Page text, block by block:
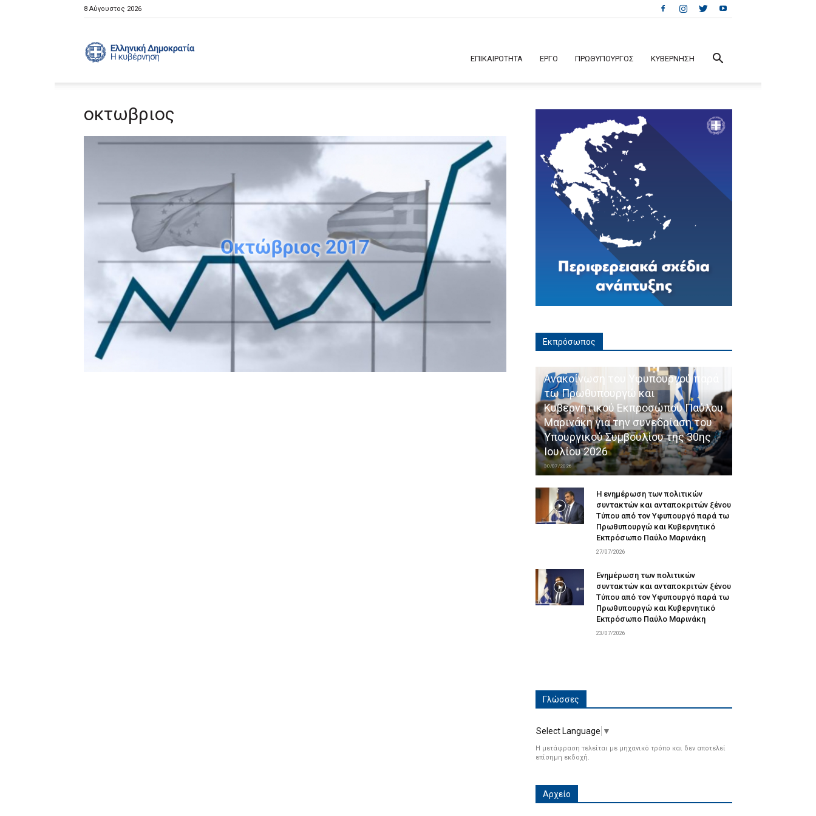
8 Αύγουστος 2026
ΕΠΙΚΑΙΡΟΤΗΤΑ ΕΡΓΟ ΠΡΩΘΥΠΟΥΡΓΟΣ ΚΥΒΕΡΝΗΣΗ
οκτωβριος
Εκπρόσωπος
Ανακοίνωση του Υφυπουργού παρά
τω Πρωθυπουργώ και
Κυβερνητικού Εκπροσώπου Παύλου
Μαρινάκη για την συνεδρίαση του
Υπουργικού Συμβουλίου της 30ης
Ιουλίου 2026
30/07/2026
Η ενημέρωση των πολιτικών
συντακτών και ανταποκριτών ξένου
Τύπου από τον Υφυπουργό παρά τω
Πρωθυπουργώ και Κυβερνητικό
Εκπρόσωπο Παύλο Μαρινάκη
27/07/2026
Ενημέρωση των πολιτικών
συντακτών και ανταποκριτών ξένου
Τύπου από τον Υφυπουργό παρά τω
Πρωθυπουργώ και Κυβερνητικό
Εκπρόσωπο Παύλο Μαρινάκη
23/07/2026
Γλώσσες
Select Language ▼
Η μετάφραση τελείται με μηχανικό τρόπο και δεν αποτελεί
επίσημη εκδοχή.
Αρχείο